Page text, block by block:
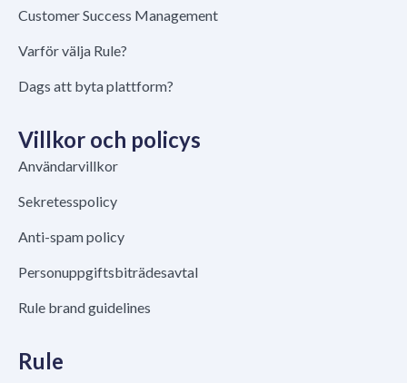
Customer Success Management
Varför välja Rule?
Dags att byta plattform?
Villkor och policys
Användarvillkor
Sekretesspolicy
Anti-spam policy
Personuppgiftsbiträdesavtal
Rule brand guidelines
Rule